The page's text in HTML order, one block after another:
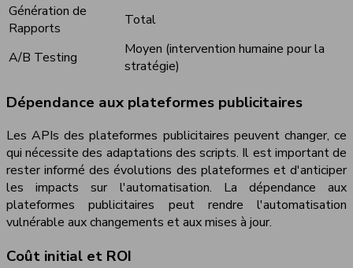
Génération de
Rapports
Total
A/B Testing
Moyen (intervention humaine pour la
stratégie)
Dépendance aux plateformes publicitaires
Les APIs des plateformes publicitaires peuvent changer, ce
qui nécessite des adaptations des scripts. Il est important de
rester informé des évolutions des plateformes et d'anticiper
les impacts sur l'automatisation. La dépendance aux
plateformes publicitaires peut rendre l'automatisation
vulnérable aux changements et aux mises à jour.
Coût initial et ROI